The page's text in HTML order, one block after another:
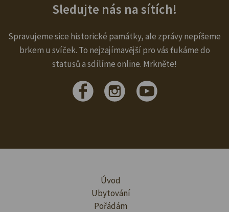
Sledujte nás na sítích!
Spravujeme sice historické památky, ale zprávy nepíšeme
brkem u svíček. To nejzajímavější pro vás ťukáme do
statusů a sdílíme online. Mrkněte!
Úvod
Ubytování
Pořádám